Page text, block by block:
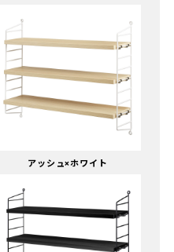
アッシュ×ホワイト